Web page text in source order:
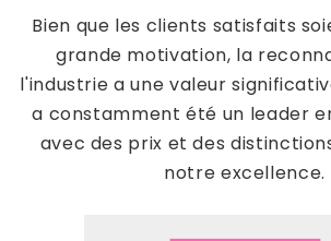
Bien que les clients satisfaits
grande motivation, la
l'industrie a une valeur
a constamment été un leader
avec des prix et des
notre excellence.